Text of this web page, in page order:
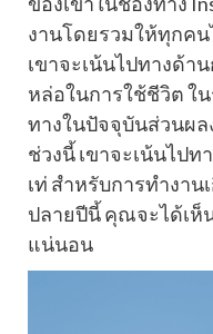
งานโดยรวมให้ทุกค
เขาจะเน้นไปทางด้า
หล่อในการใช้ชีวิต ใน
ทางในปัจจุบันส่วนผ
ช่วงนี้ เขาจะเน้นไป
เท่ สำหรับการทำงา
ปลายปีนี้ คุณจะได้เห็
แน่นอน